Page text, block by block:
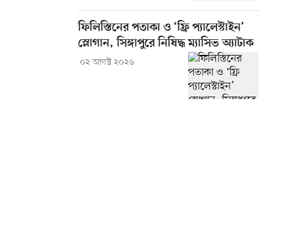
ফিলিস্তিনের পতাকা ও ‘ফ্রি প্যালেস্টাইন’
স্লোগান, সিঙ্গাপুরে নিষিদ্ধ ম্যাসিভ অ্যাটাক
০২ আগস্ট ২০২৬